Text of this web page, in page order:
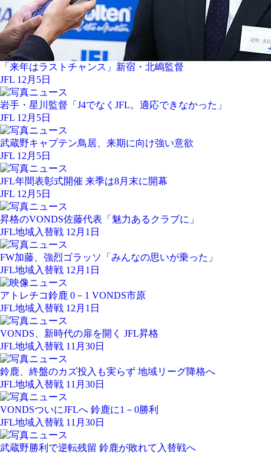
「来年はラストチャンス」新宿・北嶋監督
JFL 12月5日
岩手・星川監督「J4でなくJFL。適応できなかった」
JFL 12月5日
武蔵野キャプテン鳥居、来期に向け強い意欲
JFL 12月5日
JFL年間表彰式開催 来季は8月末に開幕
JFL 12月5日
昇格のVONDS佐藤代表「魅力あるクラブに」
JFL地域入替戦 12月1日
FW加藤、強烈ゴラッソ「みんなの思いが乗った」
JFL地域入替戦 12月1日
アトレチコ鈴鹿 0－1 VONDS市原
JFL地域入替戦 12月1日
VONDS、新時代の扉を開く JFL昇格
JFL地域入替戦 11月30日
鈴鹿、終盤のカズ投入も実らず 地域リーグ降格へ
JFL地域入替戦 11月30日
VONDSついにJFLへ 鈴鹿に1－0勝利
JFL地域入替戦 11月30日
武蔵野勝利で逆転残留 鈴鹿が敗れて入替戦へ